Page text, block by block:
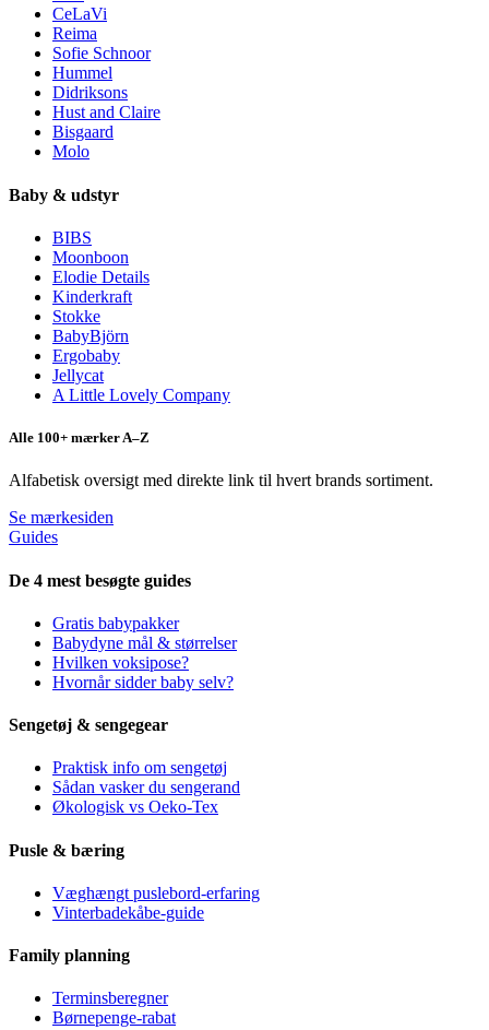
CeLaVi
Reima
Sofie Schnoor
Hummel
Didriksons
Hust and Claire
Bisgaard
Molo
Baby & udstyr
BIBS
Moonboon
Elodie Details
Kinderkraft
Stokke
BabyBjörn
Ergobaby
Jellycat
A Little Lovely Company
Alle 100+ mærker A–Z
Alfabetisk oversigt med direkte link til hvert brands sortiment.
Se mærkesiden
Guides
De 4 mest besøgte guides
Gratis babypakker
Babydyne mål & størrelser
Hvilken voksipose?
Hvornår sidder baby selv?
Sengetøj & sengegear
Praktisk info om sengetøj
Sådan vasker du sengerand
Økologisk vs Oeko-Tex
Pusle & bæring
Væghængt puslebord-erfaring
Vinterbadekåbe-guide
Family planning
Terminsberegner
Børnepenge-rabat